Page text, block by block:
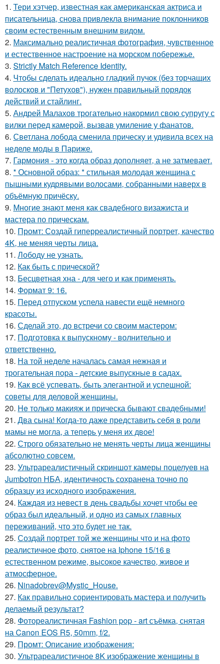
1. Тери хэтчер, известная как американская актриса и
писательница, снова привлекла внимание поклонников
своим естественным внешним видом.
2. Максимально реалистичная фотография, чувственное
и естественное настроение на морском побережье.
3. Strictly Match Reference Identity.
4. Чтобы сделать идеально гладкий пучок (без торчащих
волосков и "Петухов"), нужен правильный порядок
действий и стайлинг.
5. Андрей Малахов трогательно накормил свою супругу с
вилки перед камерой, вызвав умиление у фанатов.
6. Светлана лобода сменила прическу и удивила всех на
неделе моды в Париже.
7. Гармония - это когда образ дополняет, а не затмевает.
8. * Основной образ: * стильная молодая женщина с
пышными кудрявыми волосами, собранными наверх в
объёмную причёску.
9. Многие знают меня как свадебного визажиста и
мастера по прическам.
10. Промт: Создай гиперреалистичный портрет, качество
4K, не меняя черты лица.
11. Лободу не узнать.
12. Как быть с прической?
13. Бесцветная хна - для чего и как применять.
14. Формат 9: 16.
15. Перед отпуском успела навести ещё немного
красоты.
16. Сделай это, до встречи со своим мастером:
17. Подготовка к выпускному - волнительно и
ответственно.
18. На той неделе началась самая нежная и
трогательная пора - детские выпускные в садах.
19. Как всё успевать, быть элегантной и успешной:
советы для деловой женщины.
20. He только макияж и прическа бывают свадебными!
21. Два сына! Когда-то даже представить себя в роли
мамы не могла, а теперь у меня их двое!
22. Строго обязательно не менять черты лица женщины
абсолютно совсем.
23. Ультрареалистичный скриншот камеры поцелуев на
Jumbotron НБА, идентичность сохранена точно по
образцу из исходного изображения.
24. Каждая из невест в день свадьбы хочет чтобы ее
образ был идеальный, и одно из самых главных
переживаний, что это будет не так.
25. Создай портрет той же женщины что и на фото
реалистичное фото, снятое на Iphone 15/16 в
естественном режиме, высокое качество, живое и
атмосферное.
26. Ninadobrev@Mystic_House.
27. Как правильно сориентировать мастера и получить
делаемый результат?
28. Фотореалистичная Fashion pop - art съёмка, снятая
на Canon EOS R5, 50mm, f/2.
29. Промт: Описание изображения:
30. Ультрареалистичное 8K изображение женщины в